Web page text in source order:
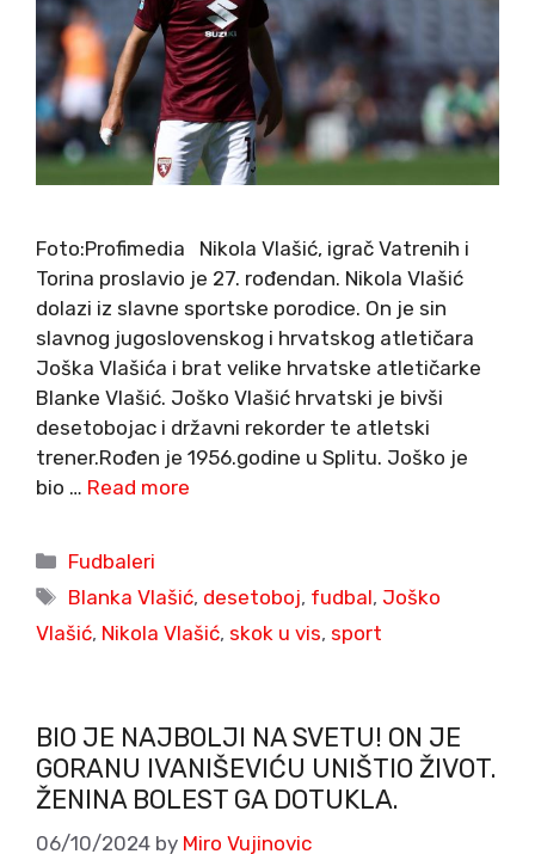
Foto:Profimedia Nikola Vlašić, igrač Vatrenih i
Torina proslavio je 27. rođendan. Nikola Vlašić
dolazi iz slavne sportske porodice. On je sin
slavnog jugoslovenskog i hrvatskog atletičara
Joška Vlašića i brat velike hrvatske atletičarke
Blanke Vlašić. Joško Vlašić hrvatski je bivši
desetobojac i državni rekorder te atletski
trener.Rođen je 1956.godine u Splitu. Joško je
bio … Read more
Categories
Fudbaleri
Tags
Blanka Vlašić, desetoboj, fudbal, Joško
Vlašić, Nikola Vlašić, skok u vis, sport
BIO JE NAJBOLJI NA SVETU! ON JE
GORANU IVANIŠEVIĆU UNIŠTIO ŽIVOT.
ŽENINA BOLEST GA DOTUKLA.
06/10/2024 by Miro Vujinovic